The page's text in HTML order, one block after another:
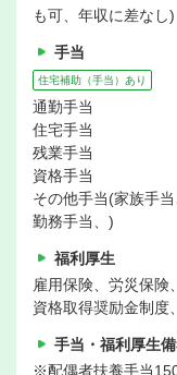
も可、年収に差なし)
手当
住宅補助（手当）あり
通勤手当
住宅手当
残業手当
資格手当
その他手当(家族手
勤務手当、)
福利厚生
雇用保険、労災保険
資格取得奨励金制度
手当・福利厚生
※配偶者扶養手当